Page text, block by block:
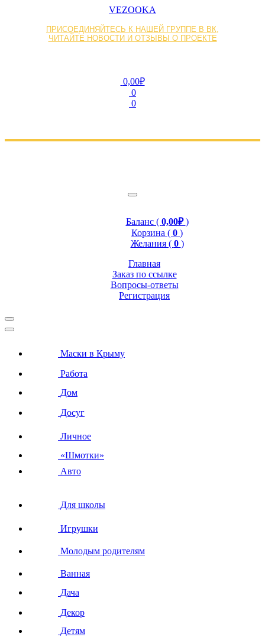
VEZOOKA
ПРИСОЕДИНЯЙТЕСЬ К НАШЕЙ ГРУППЕ В ВК,
ЧИТАЙТЕ НОВОСТИ И ОТЗЫВЫ О ПРОЕКТЕ
0,00₽
0
0
Баланс ( 0,00₽)
Корзина ( 0 )
Желания ( 0 )
Главная
Заказ по ссылке
Вопросы-ответы
Регистрация
Маски в Крыму
Работа
Дом
Досуг
Личное
«Шмотки»
Авто
Для школы
Игрушки
Молодым родителям
Ванная
Дача
Декор
Детям